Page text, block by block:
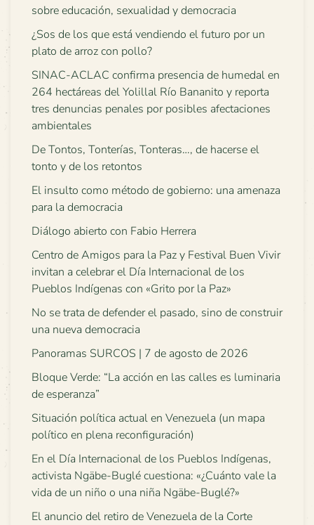
sobre educación, sexualidad y democracia
¿Sos de los que está vendiendo el futuro por un
plato de arroz con pollo?
SINAC-ACLAC confirma presencia de humedal en
264 hectáreas del Yolillal Río Bananito y reporta
tres denuncias penales por posibles afectaciones
ambientales
De Tontos, Tonterías, Tonteras…, de hacerse el
tonto y de los retontos
El insulto como método de gobierno: una amenaza
para la democracia
Diálogo abierto con Fabio Herrera
Centro de Amigos para la Paz y Festival Buen Vivir
invitan a celebrar el Día Internacional de los
Pueblos Indígenas con «Grito por la Paz»
No se trata de defender el pasado, sino de construir
una nueva democracia
Panoramas SURCOS | 7 de agosto de 2026
Bloque Verde: “La acción en las calles es luminaria
de esperanza”
Situación política actual en Venezuela (un mapa
político en plena reconfiguración)
En el Día Internacional de los Pueblos Indígenas,
activista Ngäbe-Buglé cuestiona: «¿Cuánto vale la
vida de un niño o una niña Ngäbe-Buglé?»
El anuncio del retiro de Venezuela de la Corte